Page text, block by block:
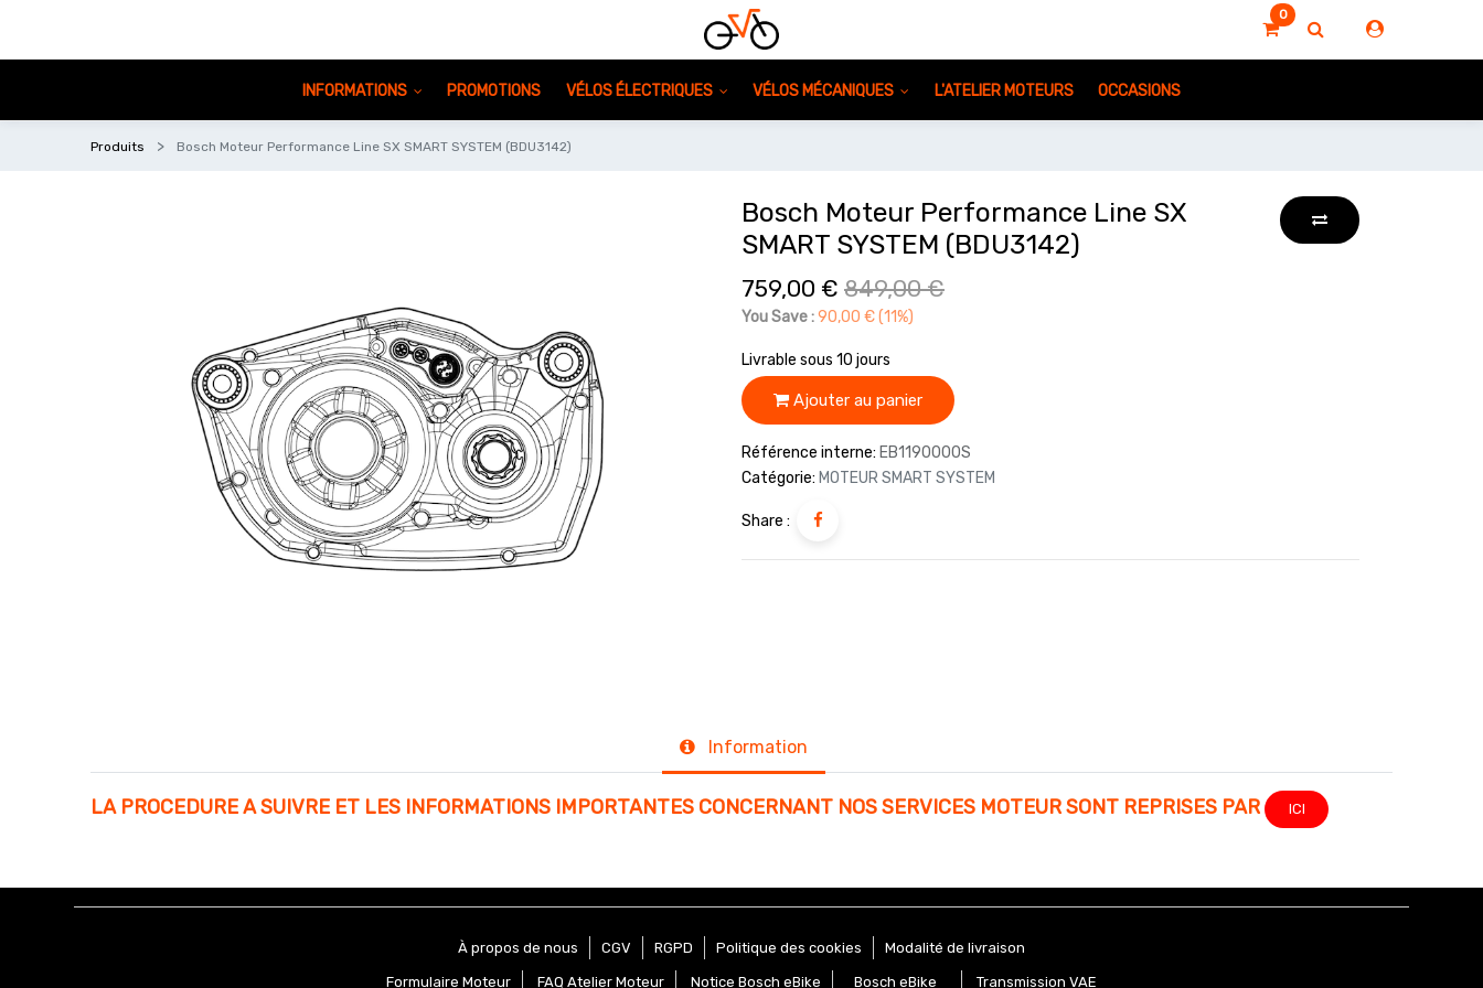
0
INFORMATIONS PROMOTIONS VÉLOS ÉLECTRIQUES VÉLOS MÉCANIQUES L'ATELIER MOTEURS OCCASIONS
Produits Bosch Moteur Performance Line SX SMART SYSTEM (BDU3142)
Bosch Moteur Performance Line SX
SMART SYSTEM (BDU3142)
759,00 € 849,00€
You Save :90,00 €(11%)
Livrable sous 10 jours
Ajouter au panier
Référence interne: EB1190000S
Catégorie: MOTEUR SMART SYSTEM
Share :
Information
LA PROCEDURE A SUIVRE ET LES INFORMATIONS IMPORTANTES CONCERNANT NOS SERVICES MOTEUR SONT REPRISES PAR ICI
À propos de nous CGV RGPD Politique des cookies Modalité de livraison
Formulaire Moteur FAQ Atelier Moteur Notice Bosch eBike Bosch eBike Transmission VAE